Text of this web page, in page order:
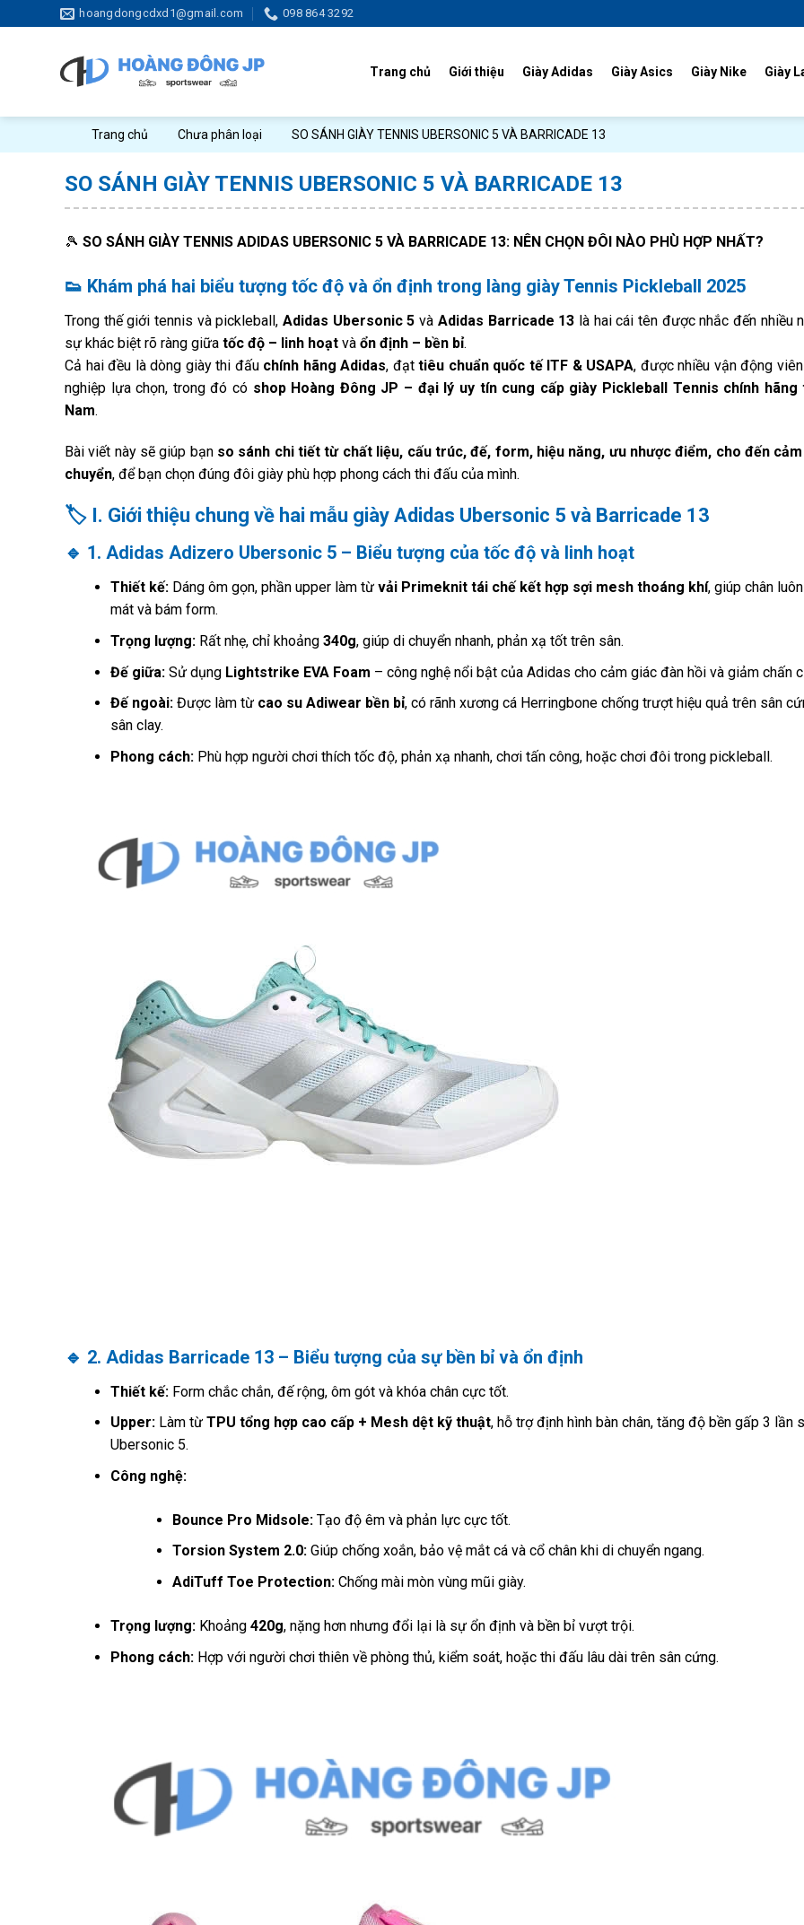
to
hoangdongcdxd1@gmail.com 098 864 3292
Trang chủ Giới thiệu Giày Adidas Giày Asics Giày Nike Giày
Trang chủ Chưa phân loại SO SÁNH GIÀY TENNIS UBERSONIC 5 VÀ BARRICADE 13
SO SÁNH GIÀY TENNIS UBERSONIC 5 VÀ BARRICADE 13
🎾 SO SÁNH GIÀY TENNIS ADIDAS UBERSONIC 5 VÀ BARRICADE 13: NÊN CHỌN ĐÔI NÀO PHÙ HỢP NHẤT?
👟 Khám phá hai biểu tượng tốc độ và ổn định trong làng giày Tennis Pickleball 2025
Trong thế giới tennis và pickleball,Adidas Ubersonic 5 và Adidas Barricade 13 là hai cái tên được nhắc đến nhiều
sự khác biệt rõ ràng giữa tốc độ – linh hoạt và ổn định – bền bỉ.
Cả hai đều là dòng giày thi đấu chính hãng Adidas, đạt tiêu chuẩn quốc tế ITF & USAPA, được nhiều vận động
nghiệp lựa chọn, trong đó có shop Hoàng Đông JP – đại lý uy tín cung cấp giày Pickleball Tennis chính hãng
Nam.
Bài viết này sẽ giúp bạn so sánh chi tiết từ chất liệu, cấu trúc, đế, form, hiệu năng, ưu nhược điểm, cho đến
chuyển, để bạn chọn đúng đôi giày phù hợp phong cách thi đấu của mình.
🏷️ I. Giới thiệu chung về hai mẫu giày Adidas Ubersonic 5 và Barricade 13
🔹 1. Adidas Adizero Ubersonic 5 – Biểu tượng của tốc độ và linh hoạt
Thiết kế:Dáng ôm gọn, phần upper làm từ vải Primeknit tái chế kết hợp sợi mesh thoáng khí, giúp chân
mát và bám form.
Trọng lượng:Rất nhẹ, chỉ khoảng 340g, giúp di chuyển nhanh, phản xạ tốt trên sân.
Đế giữa:Sử dụng Lightstrike EVA Foam – công nghệ nổi bật của Adidas cho cảm giác đàn hồi và giảm chấn
Đế ngoài:Được làm từ cao su Adiwear bền bỉ, có rãnh xương cá Herringbone chống trượt hiệu quả trên sân
sân clay.
Phong cách:Phù hợp người chơi thích tốc độ, phản xạ nhanh, chơi tấn công, hoặc chơi đôi trong pickleball.
🔹 2. Adidas Barricade 13 – Biểu tượng của sự bền bỉ và ổn định
Thiết kế:Form chắc chắn, đế rộng, ôm gót và khóa chân cực tốt.
Upper:Làm từ TPU tổng hợp cao cấp + Mesh dệt kỹ thuật, hỗ trợ định hình bàn chân, tăng độ bền gấp 3 lần
Ubersonic 5.
Công nghệ:
Bounce Pro Midsole:Tạo độ êm và phản lực cực tốt.
Torsion System 2.0:Giúp chống xoắn, bảo vệ mắt cá và cổ chân khi di chuyển ngang.
AdiTuff Toe Protection:Chống mài mòn vùng mũi giày.
Trọng lượng:Khoảng 420g, nặng hơn nhưng đổi lại là sự ổn định và bền bỉ vượt trội.
Phong cách:Hợp với người chơi thiên về phòng thủ, kiểm soát, hoặc thi đấu lâu dài trên sân cứng.